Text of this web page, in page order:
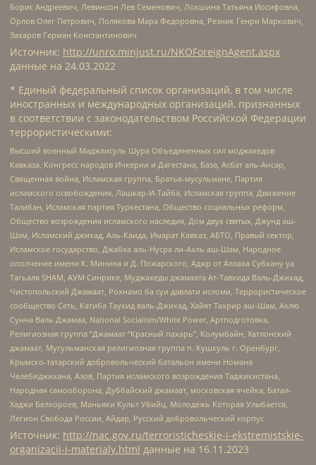
Борис Андреевич, Левинсон Лев Семенович, Локшина Татьяна Иосифовна,
Орлов Олег Петрович, Полякова Мара Федоровна, Резник Генри Маркович,
Захаров Герман Константинович
Источник: http://unro.minjust.ru/NKOForeignAgent.aspx
данные на 24.03.2022
* Единый федеральный список организаций, в том числе
иностранных и международных организаций, признанных
в соответствии с законодательством Российской Федерации
террористическими:
Высший военный Маджлисуль Шура Объединенных сил моджахедов
Кавказа, Конгресс народов Ичкерии и Дагестана, База, Асбат аль-Ансар,
Священная война, Исламская группа, Братья-мусульмане, Партия
исламского освобождения, Лашкар-И-Тайба, Исламская группа, Движение
Талибан, Исламская партия Туркестана, Общество социальных реформ,
Общество возрождения исламского наследия, Дом двух святых, Джунд аш-
Шам, Исламский джихад, Аль-Каида, Имарат Кавказ, АБТО, Правый сектор,
Исламское государство, Джабха аль-Нусра ли-Ахль аш-Шам, Народное
ополчение имени К. Минина и Д. Пожарского, Аджр от Аллаха Субхану уа
Тагьаля SHAM, АУМ Синрике, Муджахеды джамаата Ат-Тавхида Валь-Джихад,
Чистопольский Джамаат, Рохнамо ба суи давлати исломи, Террористическое
сообщество Сеть, Катиба Таухид валь-Джихад, Хайят Тахрир аш-Шам, Ахлю
Сунна Валь Джамаа, National Socialism/White Power, Артподготовка,
Религиозная группа “Джамаат “Красный пахарь”, Колумбайн, Хатлонский
джамаат, Мусульманская религиозная группа п. Кушкуль г. Оренбург,
Крымско-татарский добровольческий батальон имени Номана
Челебиджихана, Азов, Партия исламского возрождения Таджикистана,
Народная самооборона, Дуббайский джамаат, московская ячейка, Батал-
Хаджи Белхороев, Маньяки Культ Убийц, Молодёжь Которая Улыбается,
Легион Свобода России, Айдар, Русский добровольческий корпус
Источник: http://nac.gov.ru/terroristicheskie-i-ekstremistskie-
organizacii-i-materialy.html данные на 16.11.2023